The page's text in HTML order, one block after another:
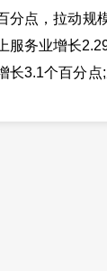
分点，拉动规
上服务业增长
长3.1个百分
“哪吒”电影经